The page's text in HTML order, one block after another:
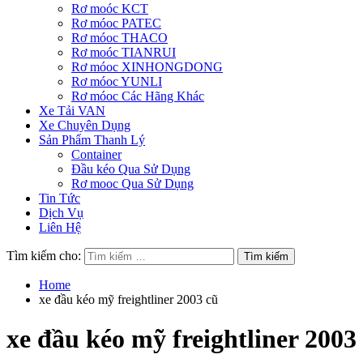
Rơ moóc KCT
Rơ móoc PATEC
Rơ móoc THACO
Rơ moóc TIANRUI
Rơ móoc XINHONGDONG
Rơ móoc YUNLI
Rơ móoc Các Hãng Khác
Xe Tải VAN
Xe Chuyên Dụng
Sản Phẩm Thanh Lý
Container
Đầu kéo Qua Sử Dụng
Rơ mooc Qua Sử Dụng
Tin Tức
Dịch Vụ
Liên Hệ
Tìm kiếm cho:
Home
xe đầu kéo mỹ freightliner 2003 cũ
xe đầu kéo mỹ freightliner 2003